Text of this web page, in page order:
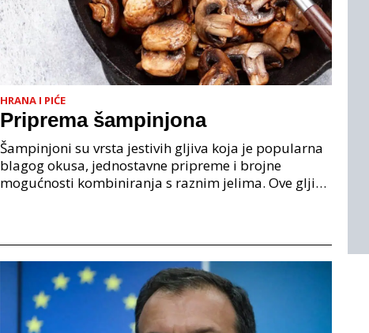
HRANA I PIĆE
Priprema šampinjona
Šampinjoni su vrsta jestivih gljiva koja je popularna
blagog okusa, jednostavne pripreme i brojne
mogućnosti kombiniranja s raznim jelima. Ove gljive